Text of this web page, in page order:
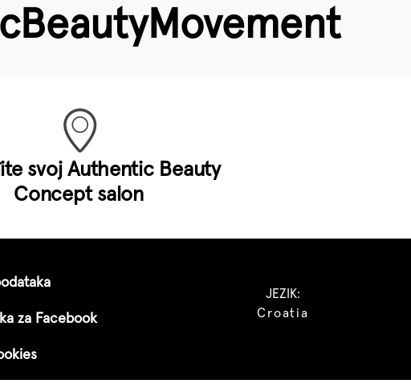
svoj Authentic Beauty
Concept salon
za Facebook
JEZIK:
Croatia